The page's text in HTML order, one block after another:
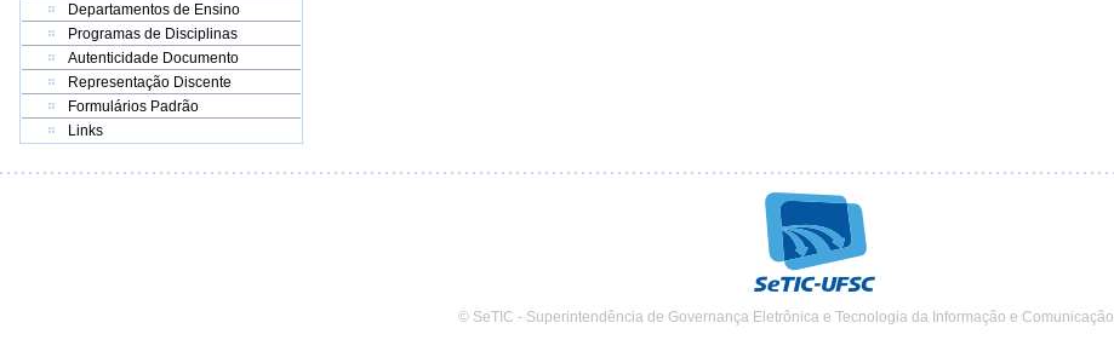
Departamentos de Ensino
Programas de Disciplinas
Autenticidade Documento
Representação Discente
Formulários Padrão
Links
© SeTIC - Superintendência de Governança Eletrônica e Tecnologia da Informação e Comunicação